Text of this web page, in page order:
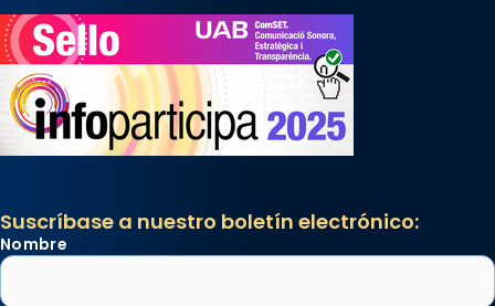
Suscríbase a nuestro boletín electrónico:
Nombre